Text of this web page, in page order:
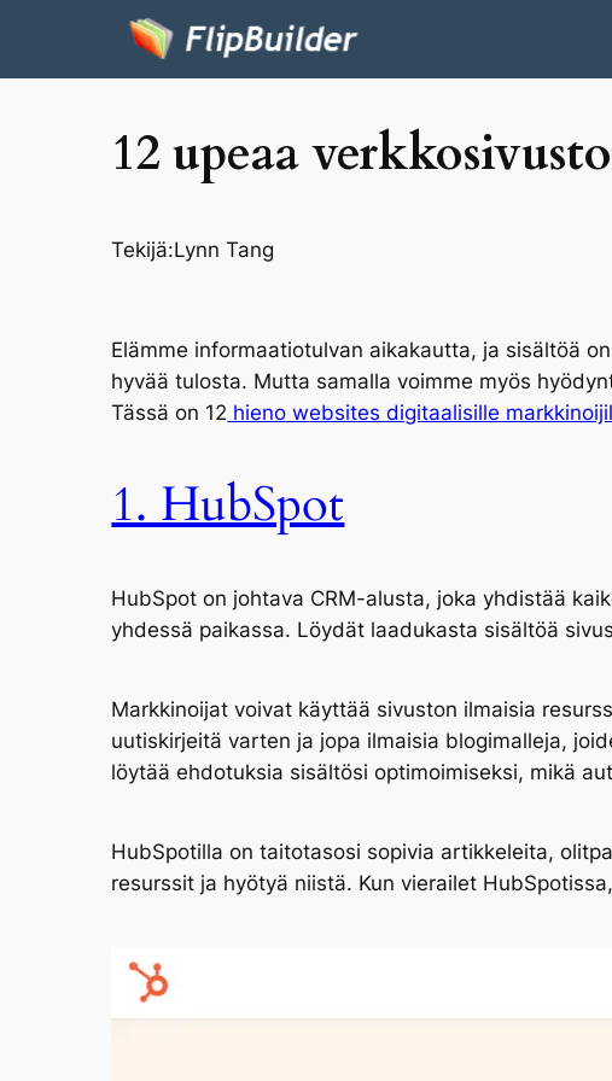
12 upeaa
Tekijä:Lynn Tang
Elämme informaatiotulvan aikakautta, ja sisältöä
hyvää tulosta. Mutta samalla voimme myös
Tässä on 12 hieno websites digitaalisille
1. HubSpot
HubSpot on johtava CRM-alusta, joka yhdistää
yhdessä paikassa. Löydät laadukasta sisältöä
Markkinoijat voivat käyttää sivuston ilmaisia
uutiskirjeitä varten ja jopa ilmaisia blogimalleja,
löytää ehdotuksia sisältösi optimoimiseksi, mikä
HubSpotilla on taitotasosi sopivia artikkeleita,
resurssit ja hyötyä niistä. Kun vierailet